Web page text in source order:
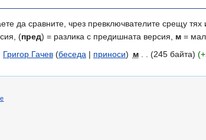
да сравните, чрез превключвателите срещу
(пред) = разлика с предишната версия, м =
Григор Гачев (беседа | приноси) м (245 байта)